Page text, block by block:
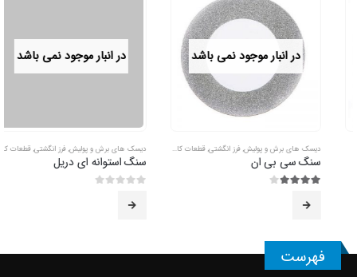
در انبار موجود نمی باشد
دیسک های برش و پولیش ,فرز انگشتی,قطعات کاردستی
سنگ سی بی ان
در انبار موجود نمی باشد
دیسک های برش و پولیش ,فرز انگشتی,قطعات کاردستی
سنگ استوانه ای دریل
فهرست